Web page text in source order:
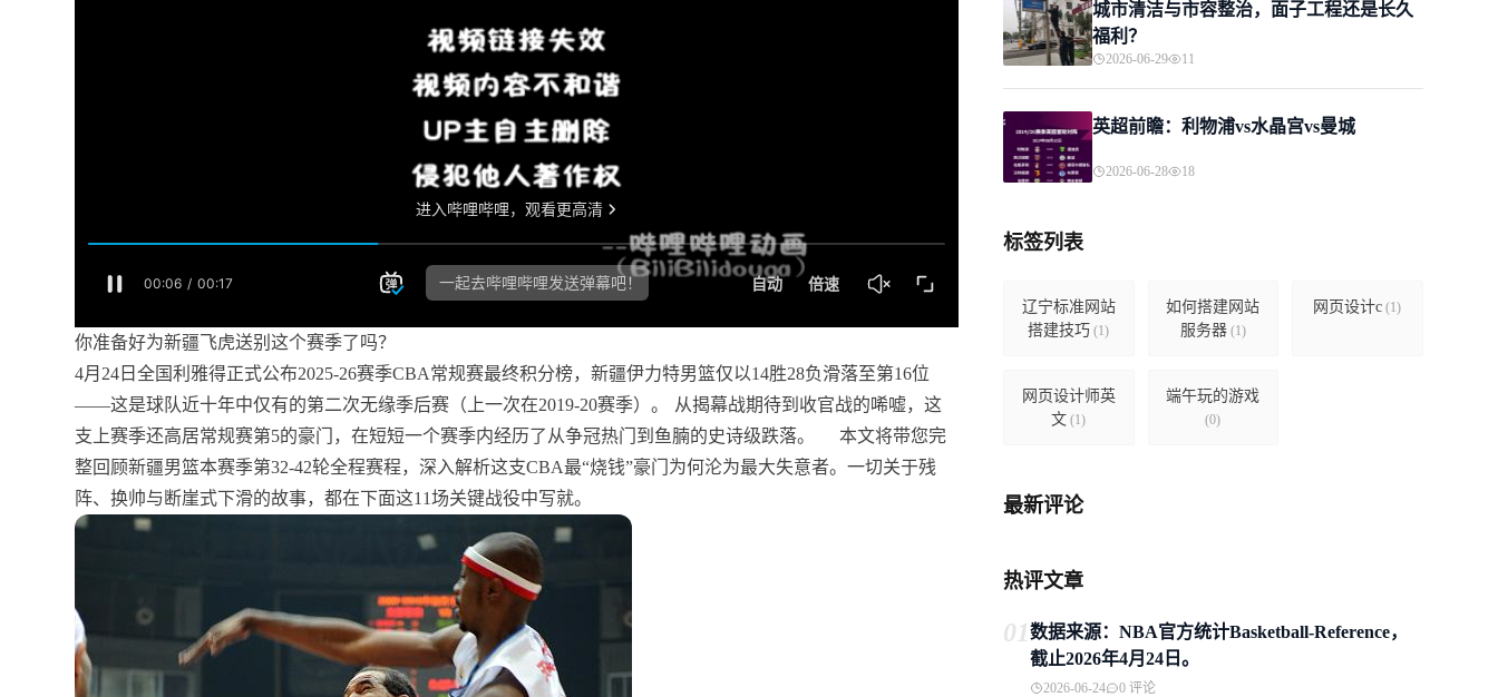
你准备好为新疆飞虎送别这个赛季了吗？
4月24日全国利雅得正式公布2025-26赛季CBA常规赛最终积分榜，新疆伊力特男篮仅以14胜28负滑落至第16位
——这是球队近十年中仅有的第二次无缘季后赛（上一次在2019-20赛季）。
从揭幕战期待到收官战的唏嘘，这
支上赛季还高居常规赛第5的豪门，在短短一个赛季内经历了从争冠热门到鱼腩的史诗级跌落。
本文将带您完
整回顾新疆男篮本赛季第32-42轮全程赛程，深入解析这支CBA最“烧钱”豪门为何沦为最大失意者。一切关于残
阵、换帅与断崖式下滑的故事，都在下面这11场关键战役中写就。
城市清洁与市容整治，面子工程还是长久
福利？
2026-06-29 11
英超前瞻：利物浦vs水晶宫vs曼城
2026-06-28 18
标签列表
辽宁标准网站
搭建技巧 (1)
如何搭建网站
服务器(1)
网页设计c (1)
网页设计师英
文 (1)
端午玩的游戏
(0)
最新评论
热评文章
01数据来源：NBA官方统计Basketball-Reference，
截止2026年4月24日。
2026-06-24 0 评论